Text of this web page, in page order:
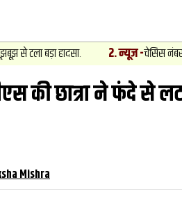
बड़ा हादसा. 2. -चेसिस नंबर बदलकर
की छात्रा ने फंदे से
Mishra
वीडियो